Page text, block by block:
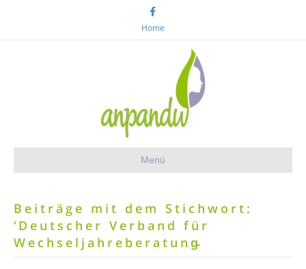
c
Home
Menü
Beiträge mit dem Stichwort:
‘Deutscher Verband für
Wechseljahreberatung̵